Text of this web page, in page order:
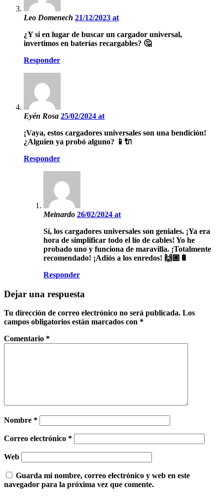
Leo Domenech 21/12/2023 at
¿Y si en lugar de buscar un cargador universal,
invertimos en baterías recargables? 🤔
Responder
Eyén Rosa 25/02/2024 at
¡Vaya, estos cargadores universales son una bendición!
¿Alguien ya probó alguno? 📱🔌
Responder
Meinardo 26/02/2024 at
Sí, los cargadores universales son geniales. ¡Ya era
hora de simplificar todo el lío de cables! Yo he
probado uno y funciona de maravilla. ¡Totalmente
recomendado! ¡Adiós a los enredos! 🙌🏼🔋
Responder
Dejar una respuesta
Tu dirección de correo electrónico no será publicada. Los
campos obligatorios están marcados con *
Comentario *
Nombre *
Correo electrónico *
Web
Guarda mi nombre, correo electrónico y web en este
navegador para la próxima vez que comente.